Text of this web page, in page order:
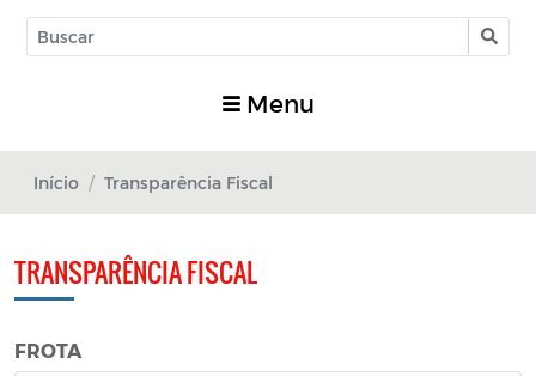
Menu
Início Transparência Fiscal
TRANSPARÊNCIA FISCAL
FROTA